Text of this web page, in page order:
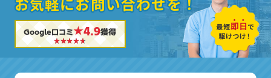
Google口コミ★4.9獲得